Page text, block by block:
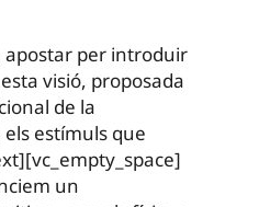
apostar per introduir
visió, proposada
de la
estímuls que
un